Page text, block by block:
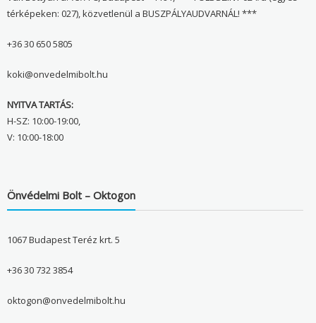
térképeken: 027), közvetlenül a BUSZPÁLYAUDVARNÁL! ***
+36 30 650 5805
koki@onvedelmibolt.hu
NYITVA TARTÁS:
H-SZ: 10:00-19:00,
V: 10:00-18:00
Önvédelmi Bolt – Oktogon
1067 Budapest Teréz krt. 5
+36 30 732 3854
oktogon@onvedelmibolt.hu